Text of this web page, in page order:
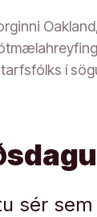
í
sér sem